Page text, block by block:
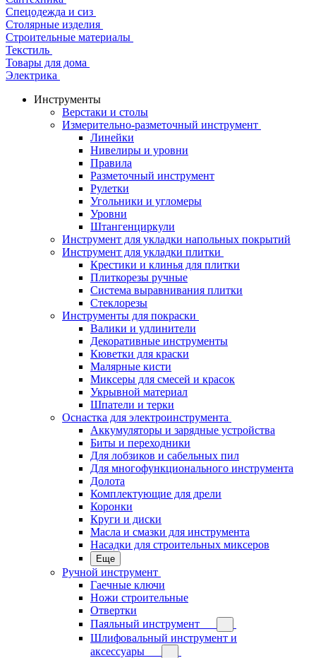
Спецодежда и сиз
Столярные изделия
Строительные материалы
Текстиль
Товары для дома
Электрика
Инструменты
Верстаки и столы
Измерительно-разметочный инструмент
Линейки
Нивелиры и уровни
Правила
Разметочный инструмент
Рулетки
Угольники и угломеры
Уровни
Штангенциркули
Инструмент для укладки напольных покрытий
Инструмент для укладки плитки
Крестики и клинья для плитки
Плиткорезы ручные
Система выравнивания плитки
Стеклорезы
Инструменты для покраски
Валики и удлинители
Декоративные инструменты
Кюветки для краски
Малярные кисти
Миксеры для смесей и красок
Укрывной материал
Шпатели и терки
Оснастка для электроинструмента
Аккумуляторы и зарядные устройства
Биты и переходники
Для лобзиков и сабельных пил
Для многофункционального инструмента
Долота
Комплектующие для дрели
Коронки
Круги и диски
Масла и смазки для инструмента
Насадки для строительных миксеров
Еще
Ручной инструмент
Гаечные ключи
Ножи строительные
Отвертки
Паяльный инструмент
Шлифовальный инструмент и
аксессуары